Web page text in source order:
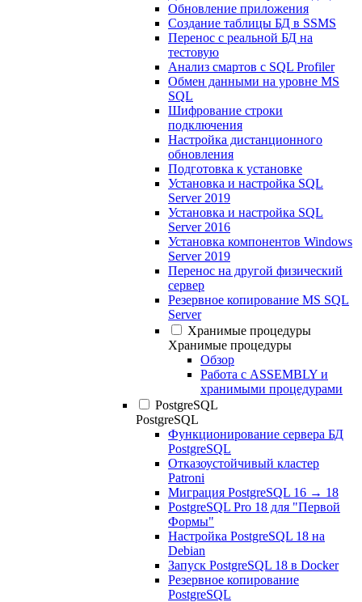
Обновление приложения
Создание таблицы БД в SSMS
Перенос с реальной БД на
тестовую
Анализ смартов с SQL Profiler
Обмен данными на уровне MS
SQL
Шифрование строки
подключения
Настройка дистанционного
обновления
Подготовка к установке
Установка и настройка SQL
Server 2019
Установка и настройка SQL
Server 2016
Установка компонентов Windows
Server 2019
Перенос на другой физический
сервер
Резервное копирование MS SQL
Server
Хранимые процедуры
Хранимые процедуры
Обзор
Работа с ASSEMBLY и
хранимыми процедурами
PostgreSQL
PostgreSQL
Функционирование сервера БД
PostgreSQL
Отказоустойчивый кластер
Patroni
Миграция PostgreSQL 16 → 18
PostgreSQL Pro 18 для "Первой
Формы"
Настройка PostgreSQL 18 на
Debian
Запуск PostgreSQL 18 в Docker
Резервное копирование
PostgreSQL